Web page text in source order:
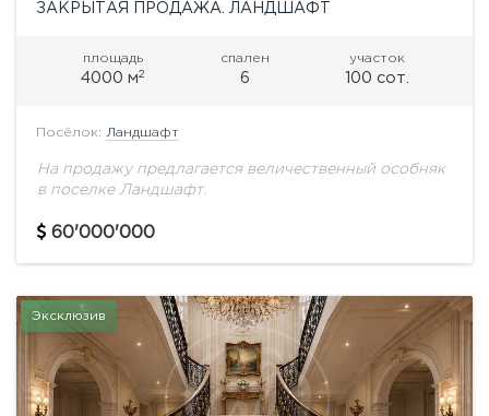
ЗАКРЫТАЯ ПРОДАЖА. ЛАНДШАФТ
площадь
4000 м2
спален
6
участок
100 сот.
Посёлок: Ландшафт
На продажу предлагается величественный особняк
в поселке Ландшафт.
60'000'000
Эксклюзив